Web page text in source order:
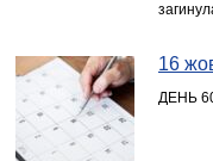
16
ДЕНЬ